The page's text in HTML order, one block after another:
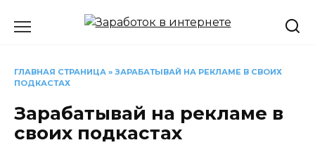
ГЛАВНАЯ СТРАНИЦА » ЗАРАБАТЫВАЙ НА РЕКЛАМЕ В СВОИХ
ПОДКАСТАХ
Зарабатывай на рекламе в
своих подкастах